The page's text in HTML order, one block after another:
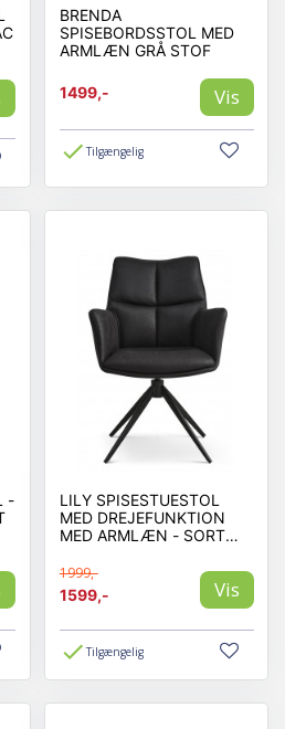
BRENDA
SPISEBORDSSTOL MED
ARMLÆN GRÅ STOF
1499,- Vis
Tilgængelig
-
LILY SPISESTUESTOL
MED DREJEFUNKTION
MED ARMLÆN - SORT
1999,-
1599,-
Vis
Tilgængelig